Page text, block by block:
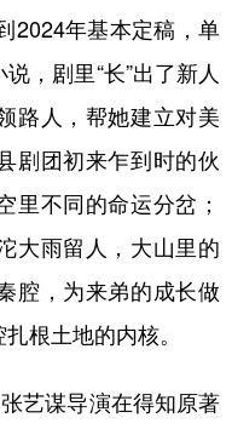
年基本定稿，单
，剧里“长”出了新人
路人，帮她建立对美
剧团初来乍到时的伙
里不同的命运分岔；
大雨留人，大山里的
腔，为来弟的成长做
根土地的内核。
艺谋导演在得知原著